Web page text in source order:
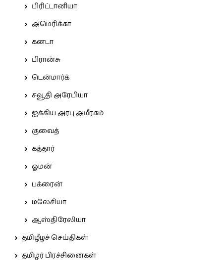
பிரிட்டானியா
அமெரிக்கா
கனடா
பிரான்சு
டென்மார்க்
சவூதி அரேபியா
ஐக்கிய அரபு அமீரகம்
குவைத்
கத்தார்
ஓமன்
பக்ரைன்
மலேசியா
ஆஸ்திரேலியா
தமிழீழச் செய்திகள்
தமிழர் பிரச்சினைகள்